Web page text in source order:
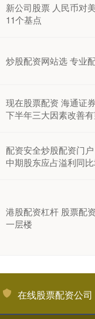
新公司股票 人民币对
11个基点
炒股配资网站选 专业
现在股票配资 海通证
下半年三大因素改善
配资安全炒股配资门
中期股东应占溢利同
港股配资杠杆 股票配
一层楼
在线股票配资公司